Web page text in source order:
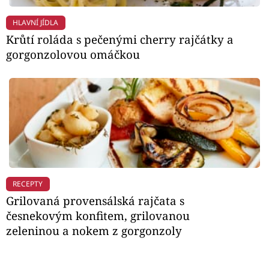
HLAVNÍ JÍDLA
Krůtí roláda s pečenými cherry rajčátky a
gorgonzolovou omáčkou
RECEPTY
Grilovaná provensálská rajčata s
česnekovým konfitem, grilovanou
zeleninou a nokem z gorgonzoly